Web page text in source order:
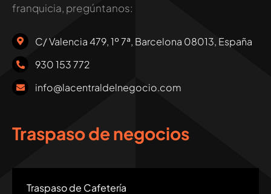
franquicia, pregúntanos:
C/ Valencia 479, 1º 7ª, Barcelona 08013, España
930 153 772
info@lacentraldelnegocio.com
Traspaso de negocios
Traspaso de Cafetería